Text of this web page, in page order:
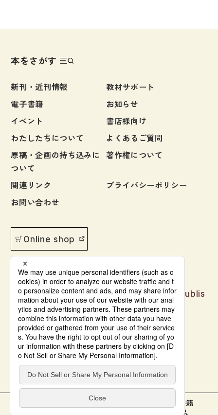
教材サポート 電子書籍
本をさがす
新刊・近刊情報
教材サポート
電子書籍
お知らせ
イベント
書店様向け
わたしたちについて
よくあるご質問
原稿・企画の持ち込みに
ついて
著作権について
関連リンク
プライバシーポリシー
お問い合わせ
Online shop
Japanese language learning materials publis
hed by Bonjinsha
© Bonjinsha Co., LTD. All Rights Reserved.